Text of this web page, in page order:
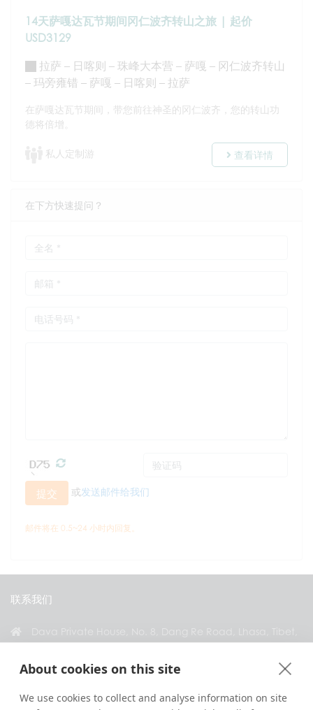
About cookies on this site
We use cookies to collect and analyse information on site
14天萨嘎达瓦节期间冈仁波齐转山之旅 | 起价
USD3129
拉萨 – 日喀则 – 珠峰大本营 – 萨嘎 – 冈仁波齐转山
– 玛旁雍错 – 萨嘎 – 日喀则 – 拉萨
在萨嘎达瓦节期间，带您前往神圣的冈仁波齐，您的转山功
德将倍增。
私人定制游 查看详情
在下方快速提问？
提交 或发送邮件给我们
邮件将在 0.5~24 小时内回复。
联系我们
China
+86 18583346229
inquiry@greattibettour.com